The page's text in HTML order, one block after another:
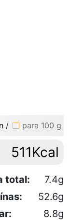
/ para 100 g
511Kcal
total:
7.4g
52.6g
8.8g